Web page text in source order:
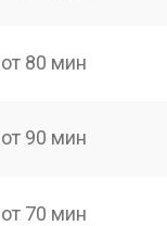
от 80 мин
от 90 мин
от 70 мин